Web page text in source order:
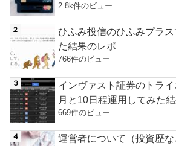
2.8k件のビュー
ひふみ投信のひふみプラ
た結果のレポ
766件のビュー
インヴァスト証券のトラ
月と10日程運用してみた
669件のビュー
運営者について（投資歴な